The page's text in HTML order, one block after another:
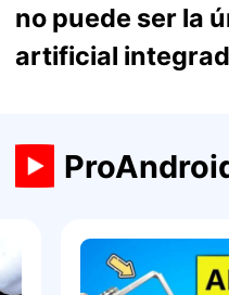
no puede ser la
artificial